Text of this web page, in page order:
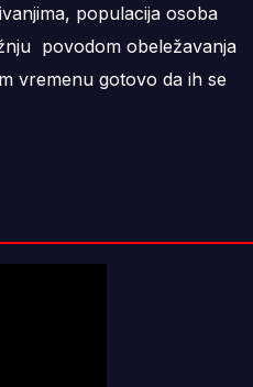
populacija osoba
povodom obeležavanja
vremenu gotovo da ih se